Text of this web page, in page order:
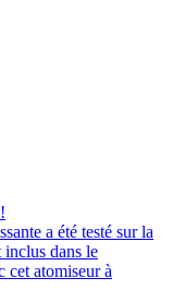
a été testé sur la
inclus dans le
cet atomiseur à